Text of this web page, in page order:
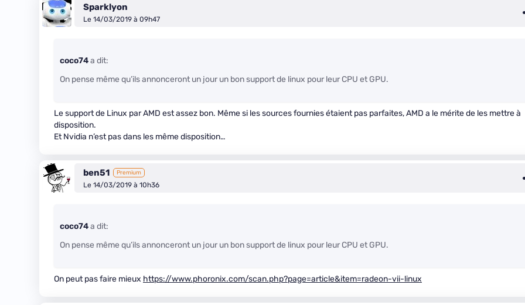
Sparklyon
Le 14/03/2019 à 09h47
coco74a dit:
On pense même qu’ils annonceront un jour un bon support de linux pour leur CPU et GPU.
Le support de Linux par AMD est assez bon. Même si les sources fournies étaient pas parfaites, AMD a le mérite de les mettre à
disposition.
Et Nvidia n’est pas dans les même disposition…
ben51 Premium
Le 14/03/2019 à 10h36
coco74a dit:
On pense même qu’ils annonceront un jour un bon support de linux pour leur CPU et GPU.
On peut pas faire mieux https://www.phoronix.com/scan.php?page=article&item=radeon-vii-linux